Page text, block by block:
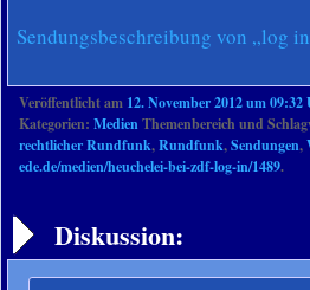
Sendungsbeschreibung von „log
Veröffentlicht am 12. November 2012 um 09:32
Kategorien: MedienThemenbereich und
rechtlicher Rundfunk,Rundfunk,Sendungen,
ede.de/medien/heuchelei-bei-zdf-log-in/1489.
Diskussion: